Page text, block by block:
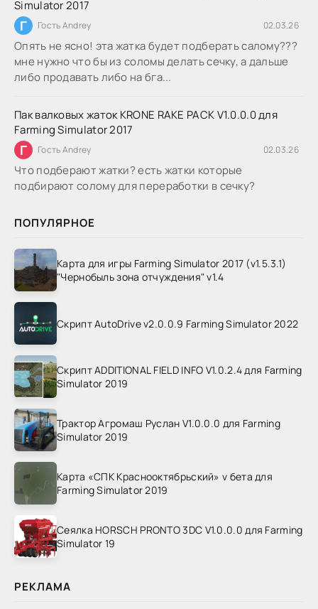
Simulator 2017
Г Гость Andrey 02.03.26
Опять не ясно! эта жатка будет подберать салому???
мне нужно что бы из соломы делать сечку, а дальше
либо продавать либо на бга...
Пак валковых жаток KRONE RAKE PACK V1.0.0.0 для
Farming Simulator 2017
Г Гость Andrey 02.03.26
Что подберают жатки? есть жатки которые
подбирают солому для переработки в сечку?
ПОПУЛЯРНОЕ
Карта для игры Farming Simulator 2017 (v1.5.3.1)
"Чернобыль зона отчуждения" v1.4
Скрипт AutoDrive v2.0.0.9 Farming Simulator 2022
Скрипт ADDITIONAL FIELD INFO V1.0.2.4 для Farming
Simulator 2019
Трактор Агромаш Руслан V1.0.0.0 для Farming
Simulator 2019
Карта «СПК Краснооктябрьский» v бета для
Farming Simulator 2019
Сеялка HORSCH PRONTO 3DC V1.0.0.0 для Farming
Simulator 19
РЕКЛАМА